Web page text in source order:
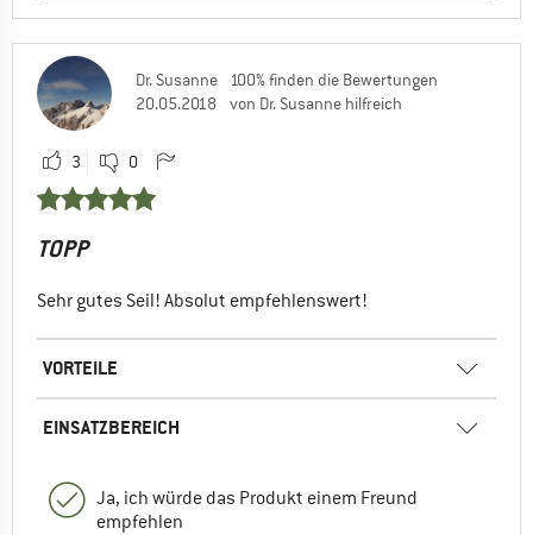
Dr. Susanne
20.05.2018
100% finden die Bewertungen
von Dr. Susanne hilfreich
3 0
TOPP
Sehr gutes Seil! Absolut empfehlenswert!
VORTEILE
EINSATZBEREICH
Ja, ich würde das Produkt einem Freund
empfehlen